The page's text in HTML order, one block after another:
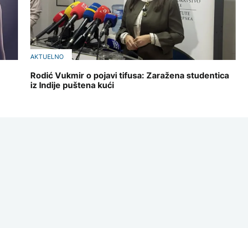
AKTUELNO
Rodić Vukmir o pojavi tifusa: Zaražena studentica
iz Indije puštena kući